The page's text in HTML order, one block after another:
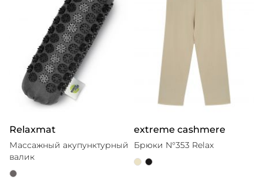
Relaxmat
Массажный акупунктурный
валик
extreme cashmere
Брюки N°353 Relax